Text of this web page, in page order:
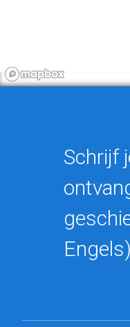
Schrijf